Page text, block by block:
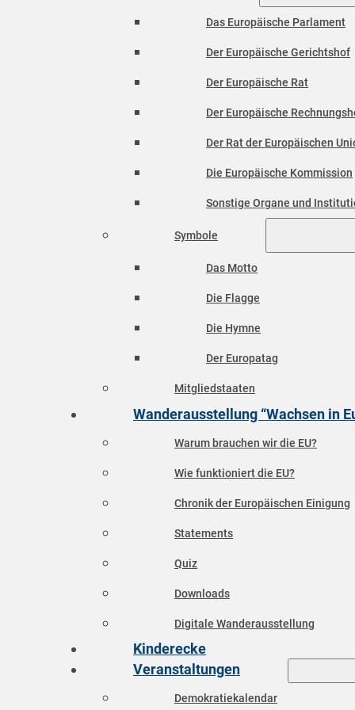
Das Europäische Parlament
Der Europäische Gerichtshof
Der Europäische Rat
Der Europäische
Der Rat der Europäischen
Die Europäische Kommission
Sonstige Organe und
Symbole
Das Motto
Die Flagge
Die Hymne
Der Europatag
Mitgliedstaaten
Wanderausstellung “Wachsen in
Warum brauchen wir die EU?
Wie funktioniert die EU?
Chronik der Europäischen Einigung
Statements
Quiz
Downloads
Digitale Wanderausstellung
Kinderecke
Veranstaltungen
Demokratiekalendar